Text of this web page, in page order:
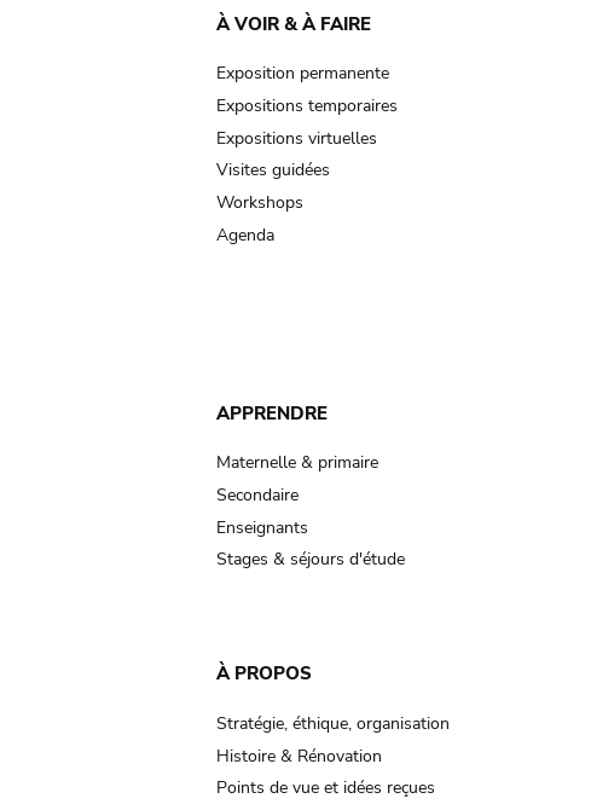
À VOIR & À FAIRE
Exposition permanente
Expositions temporaires
Expositions virtuelles
Visites guidées
Workshops
Agenda
APPRENDRE
Maternelle & primaire
Secondaire
Enseignants
Stages & séjours d'étude
À PROPOS
Stratégie, éthique, organisation
Histoire & Rénovation
Points de vue et idées reçues